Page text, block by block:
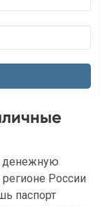
денежную
России
паспорт